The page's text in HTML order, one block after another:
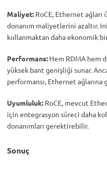
Maliyet: RoCE, Ethernet ağları
donanım maliyetlerini azaltır.
kullanmaktan daha ekonomik
Performans: Hem RDMA hem
yüksek bant genişliği sunar.
performansı, Ethernet
Uyumluluk: RoCE, mevcut
için entegrasyon süreci daha
donanımları gerektirebilir.
Sonuç